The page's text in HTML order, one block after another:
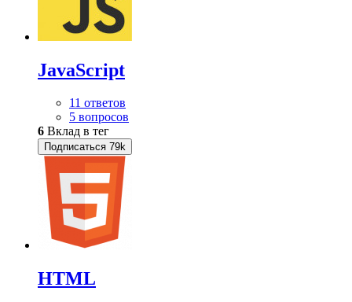
JavaScript
11 ответов
5 вопросов
6 Вклад в тег
Подписаться 79k
HTML